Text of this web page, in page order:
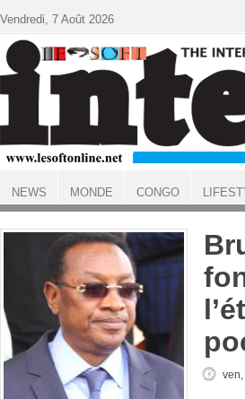
ACCUEIL
Vendredi, 7 Août 2026
NEWS MONDE CONGO